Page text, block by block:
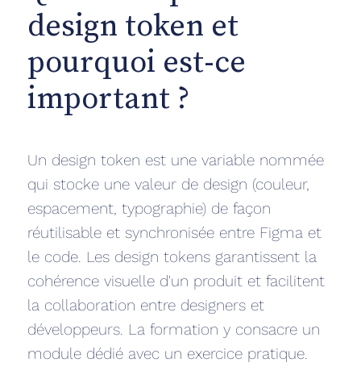
design token et
pourquoi est-ce
important ?
Un design token est une variable nommée
qui stocke une valeur de design (couleur,
espacement, typographie) de façon
réutilisable et synchronisée entre Figma et
le code. Les design tokens garantissent la
cohérence visuelle d'un produit et facilitent
la collaboration entre designers et
développeurs. La formation y consacre un
module dédié avec un exercice pratique.